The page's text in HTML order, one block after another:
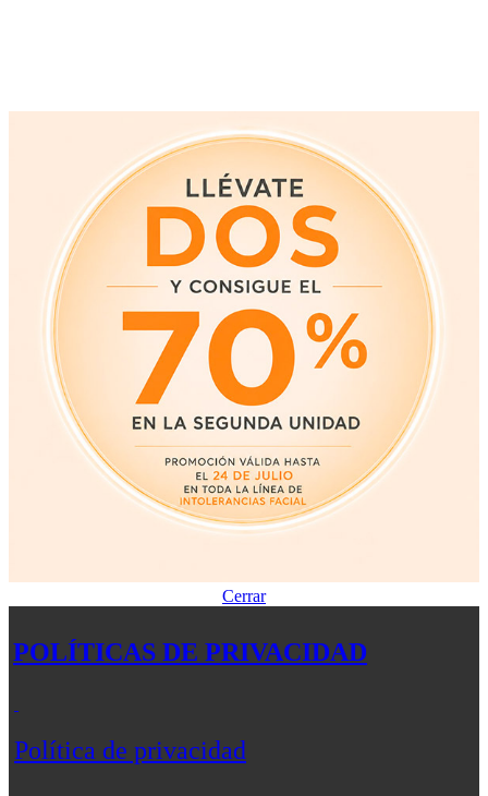
Cerrar
POLÍTICAS DE PRIVACIDAD
Política de privacidad